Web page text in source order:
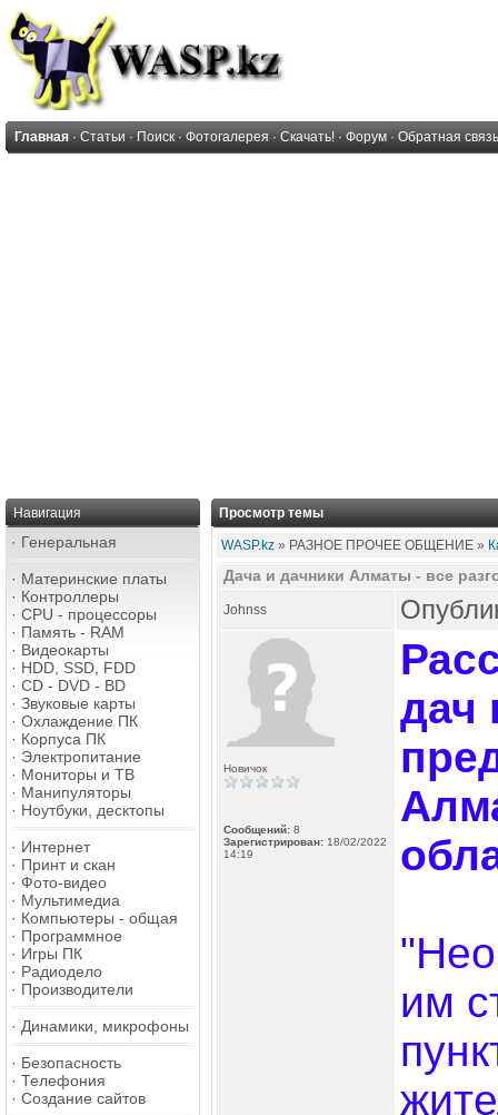
Главная · Статьи · Поиск · Фотогалерея · Скачать! · Форум · Обратная связь
Навигация
· Генеральная
· Материнские платы
· Контроллеры
· CPU - процессоры
· Память - RAM
· Видеокарты
· HDD, SSD, FDD
· CD - DVD - BD
· Звуковые карты
· Охлаждение ПК
· Корпуса ПК
· Электропитание
· Мониторы и ТВ
· Манипуляторы
· Ноутбуки, десктопы
· Интернет
· Принт и скан
· Фото-видео
· Мультимедиа
· Компьютеры - общая
· Программное
· Игры ПК
· Радиодело
· Производители
· Динамики, микрофоны
· Безопасность
· Телефония
· Создание сайтов
Просмотр темы
WASP.kz » РАЗНОЕ ПРОЧЕЕ ОБЩЕНИЕ »
Дача и дачники Алматы - все
Johnss
Новичок
Сообщений: 8
Зарегистрирован: 18/02/2022
14:19
дач
им